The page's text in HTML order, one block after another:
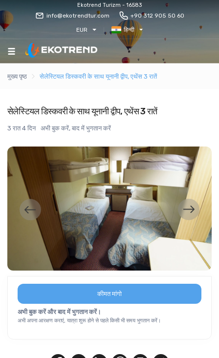
Ekotrend Turizm - 16583
info@ekotrendtur.com +90 312 905 50 60
EUR हिन्दी
मुख्य पृष्ठ सेलेस्टियल डिस्कवरी के साथ यूनानी द्वीप, एथेंस 3 रातें
सेलेस्टियल डिस्कवरी के साथ यूनानी द्वीप, एथेंस 3 रातें
3 रात 4 दिन अभी बुक करें, बाद में भुगतान करें
कीमत मांगो
अभी बुक करें और बाद में भुगतान करें।
अभी अपना आरक्षण कराएं, यात्रा शुरू होने से पहले किसी भी समय भुगतान करें।